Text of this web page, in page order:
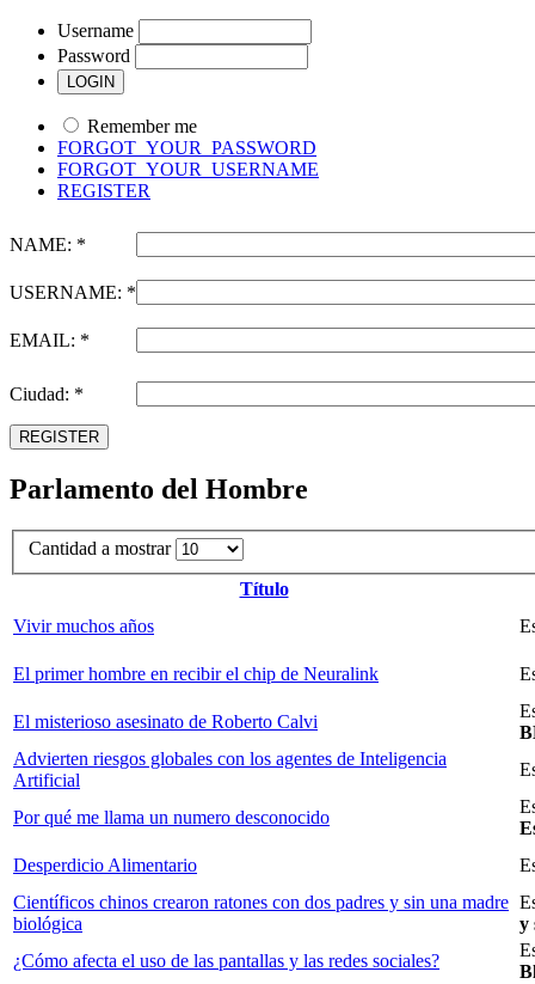
Username
Password
Remember me
FORGOT_YOUR_PASSWORD
FORGOT_YOUR_USERNAME
REGISTER
NAME: *
USERNAME: *
EMAIL: *
Ciudad: *
REGISTER
Parlamento del Hombre
Cantidad a mostrar
Título
Vivir muchos años
El primer hombre en recibir el chip de Neuralink
El misterioso asesinato de Roberto Calvi
Advierten riesgos globales con los agentes de Inteligencia
Artificial
Por qué me llama un numero desconocido
Desperdicio Alimentario
Científicos chinos crearon ratones con dos padres y sin una madre
biológica
y
¿Cómo afecta el uso de las pantallas y las redes sociales?